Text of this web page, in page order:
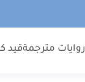
روايات مترجمةقيد